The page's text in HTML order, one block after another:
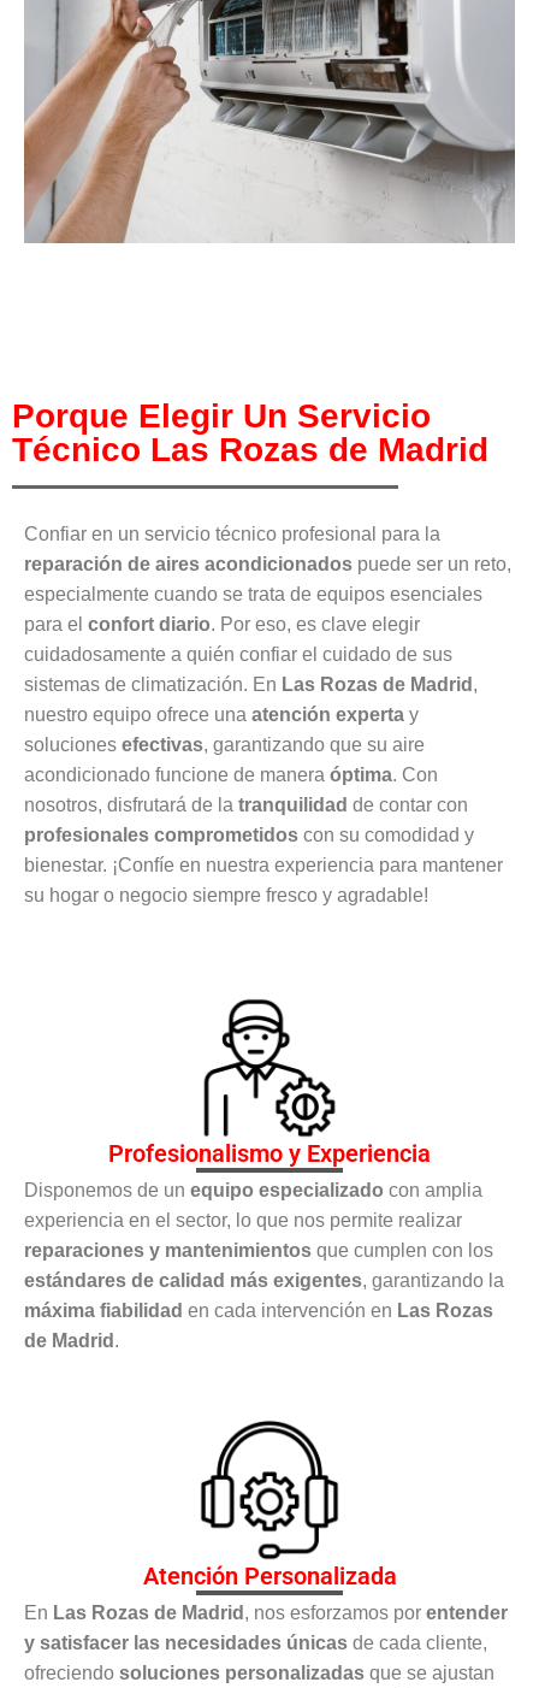
Porque Elegir Un Servicio
Técnico Las Rozas de Madrid
Confiar en un servicio técnico profesional para la
reparación de aires acondicionados puede ser un reto,
especialmente cuando se trata de equipos esenciales
para el confort diario. Por eso, es clave elegir
cuidadosamente a quién confiar el cuidado de sus
sistemas de climatización. En Las Rozas de Madrid ,
nuestro equipo ofrece una atención experta y
soluciones efectivas, garantizando que su aire
acondicionado funcione de manera óptima. Con
nosotros, disfrutará de la tranquilidad de contar con
profesionales comprometidos con su comodidad y
bienestar. ¡Confíe en nuestra experiencia para mantener
su hogar o negocio siempre fresco y agradable!
Profesionalismo y Experiencia
Disponemos de un equipo especializado con amplia
experiencia en el sector, lo que nos permite realizar
reparaciones y mantenimientos que cumplen con los
estándares de calidad más exigentes, garantizando la
máxima fiabilidad en cada intervención en Las Rozas
de Madrid .
Atención Personalizada
En Las Rozas de Madrid , nos esforzamos por entender
y satisfacer las necesidades únicas de cada cliente,
ofreciendo soluciones personalizadas que se ajustan